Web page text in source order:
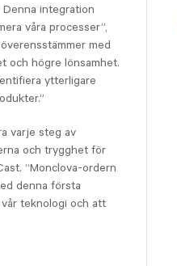
integration
våra processer”,
med
och högre lönsamhet.
ytterligare
varje steg av
och trygghet för
“Monclova-ordern
denna första
teknologi och att